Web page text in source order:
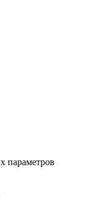
параметров